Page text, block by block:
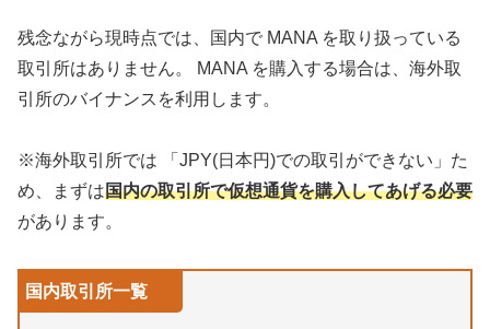
残念ながら現時点では、国内で MANA を取り扱っている
取引所はありません。 MANA を購入する場合は、海外取
引所のバイナンスを利用します。
※海外取引所では 「JPY(日本円)での取引ができない」た
め、まずは国内の取引所で仮想通貨を購入してあげる必要
があります。
国内取引所一覧